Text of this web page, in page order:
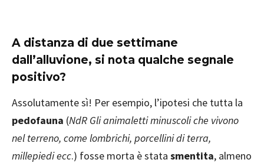
A distanza di due settimane
dall’alluvione, si nota qualche segnale
positivo?
Assolutamente sì! Per esempio, l’ipotesi che tutta la
pedofauna (NdR Gli animaletti minuscoli che vivono
nel terreno, come lombrichi, porcellini di terra,
millepiedi ecc.) fosse morta è stata smentita, almeno